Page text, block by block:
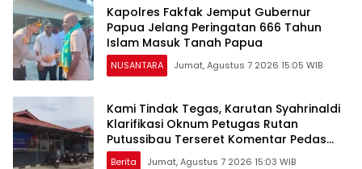
Kapolres Fakfak Jemput Gubernur
Papua Jelang Peringatan 666 Tahun
Islam Masuk Tanah Papua
NUSANTARA Jumat, Agustus 7 2026 15:05 WIB
Kami Tindak Tegas, Karutan Syahrinaldi
Klarifikasi Oknum Petugas Rutan
Putussibau Terseret Komentar Pedas
Kasus Pasien BPJS
Berita Jumat, Agustus 7 2026 15:03 WIB